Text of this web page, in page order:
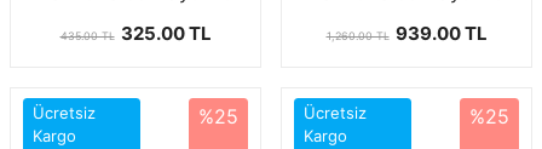
435.00 TL 325.00 TL 1,260.00 TL 939.00 TL
Ücretsiz
Kargo
%25
Ücretsiz
Kargo
%25